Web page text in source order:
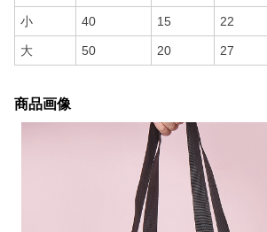
小 40 15 22
大 50 20 27
商品画像